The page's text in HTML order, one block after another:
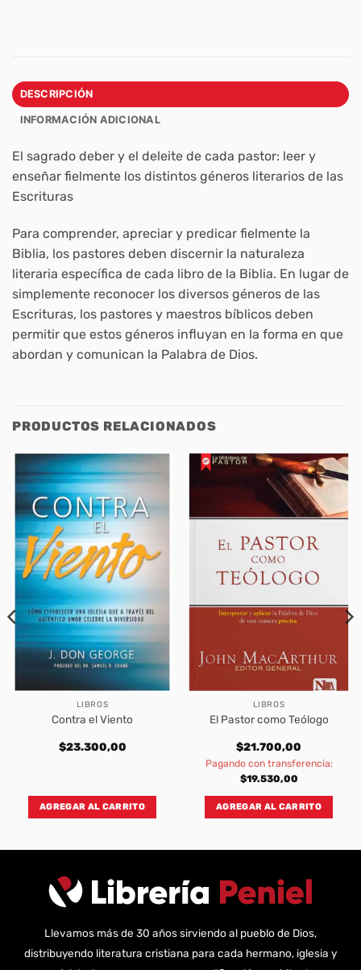
DESCRIPCIÓN
INFORMACIÓN ADICIONAL
El sagrado deber y el deleite de cada pastor: leer y
enseñar fielmente los distintos géneros literarios de las
Escrituras
Para comprender, apreciar y predicar fielmente la
Biblia, los pastores deben discernir la naturaleza
literaria específica de cada libro de la Biblia. En lugar de
simplemente reconocer los diversos géneros de las
Escrituras, los pastores y maestros bíblicos deben
permitir que estos géneros influyan en la forma en que
abordan y comunican la Palabra de Dios.
PRODUCTOS RELACIONADOS
LIBROS
Contra el Viento
$23.300,00
AGREGAR AL CARRITO
LIBROS
El Pastor como Teólogo
$21.700,00
Pagando con transferencia:
$19.530,00
AGREGAR AL CARRITO
Llevamos más de 30 años sirviendo al pueblo de Dios,
distribuyendo literatura cristiana para cada hermano, iglesia y